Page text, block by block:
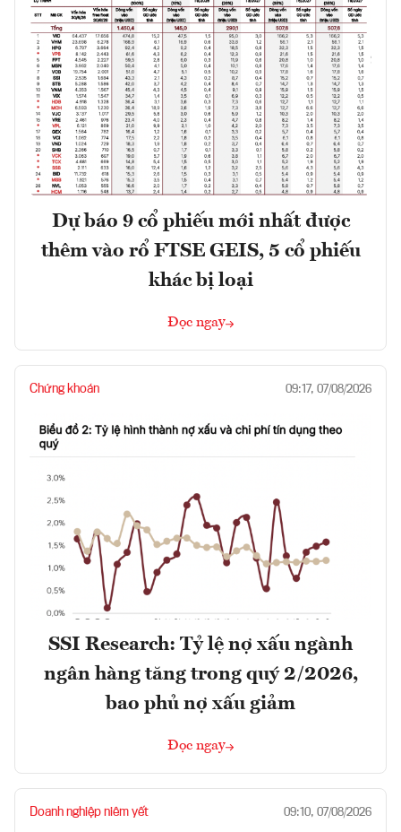
Dự báo 9 cổ phiếu mới nhất được
thêm vào rổ FTSE GEIS, 5 cổ phiếu
khác bị loại
Đọc ngay
Chứng khoán 09:17, 07/08/2026
SSI Research: Tỷ lệ nợ xấu ngành
ngân hàng tăng trong quý 2/2026,
bao phủ nợ xấu giảm
Đọc ngay
Doanh nghiệp niêm yết 09:10, 07/08/2026